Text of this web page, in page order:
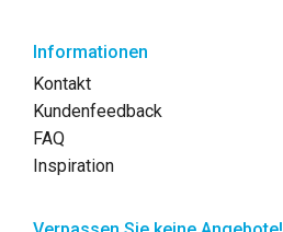
Informationen
Kontakt
Kundenfeedback
FAQ
Inspiration